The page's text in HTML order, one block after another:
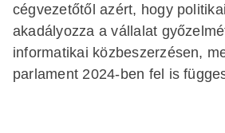
cégvezetőtől azért, hogy
akadályozza a vállalat
informatikai közbeszerzésen,
parlament 2024-ben fel is